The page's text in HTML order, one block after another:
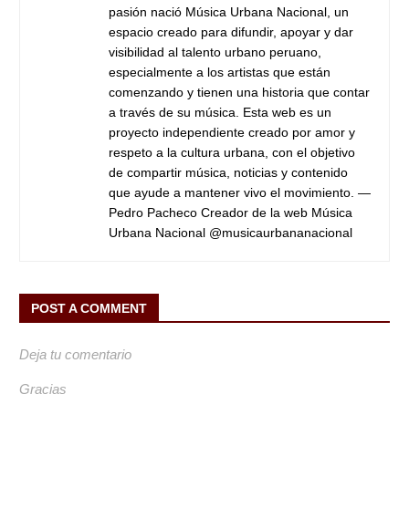
pasión nació Música Urbana Nacional, un
espacio creado para difundir, apoyar y dar
visibilidad al talento urbano peruano,
especialmente a los artistas que están
comenzando y tienen una historia que contar
a través de su música. Esta web es un
proyecto independiente creado por amor y
respeto a la cultura urbana, con el objetivo
de compartir música, noticias y contenido
que ayude a mantener vivo el movimiento. —
Pedro Pacheco Creador de la web Música
Urbana Nacional @musicaurbananacional
POST A COMMENT
Deja tu comentario
Gracias